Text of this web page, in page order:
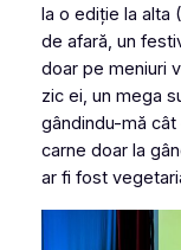
la o ediție la alta
de afară, un
doar pe meniuri
zic ei, un mega
gândindu-mă
carne doar la
ar fi fost